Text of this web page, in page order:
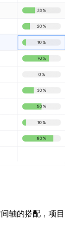
轴的搭配，项目